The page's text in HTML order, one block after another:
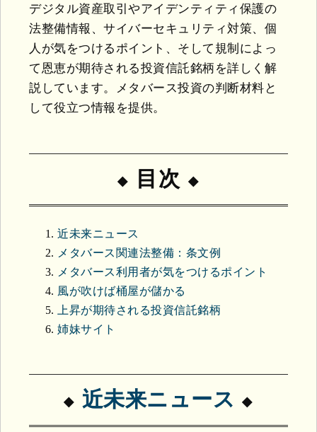
デジタル資産取引やアイデンティティ保護の
法整備情報、サイバーセキュリティ対策、個
人が気をつけるポイント、そして規制によっ
て恩恵が期待される投資信託銘柄を詳しく解
説しています。メタバース投資の判断材料と
して役立つ情報を提供。
目次
近未来ニュース
メタバース関連法整備：条文例
メタバース利用者が気をつけるポイント
風が吹けば桶屋が儲かる
上昇が期待される投資信託銘柄
姉妹サイト
近未来ニュース